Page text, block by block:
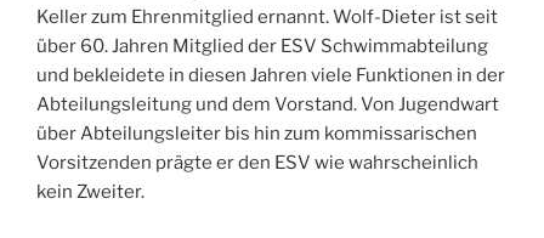
Keller zum Ehrenmitglied ernannt. Wolf-Dieter ist seit
über 60. Jahren Mitglied der ESV Schwimmabteilung
und bekleidete in diesen Jahren viele Funktionen in der
Abteilungsleitung und dem Vorstand. Von Jugendwart
über Abteilungsleiter bis hin zum kommissarischen
Vorsitzenden prägte er den ESV wie wahrscheinlich
kein Zweiter.